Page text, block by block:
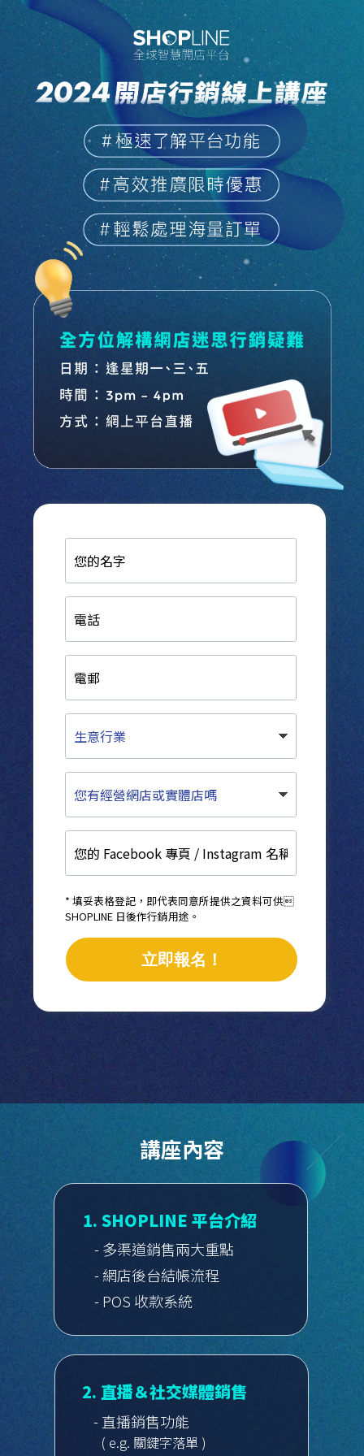
您
的
名
字
電
話
電
郵
生
意
行
業
您
有
經
營
網
店
或
體
店
嗎
您
的
Facebook
專
頁
/
名
稱
立即報名！
* 填妥表格登記，即代表同意所提供之資料可供
SHOPLINE 日後作行銷用途。
講座內容
1. SHOPLINE 平台介紹
2. 直播＆社交媒體銷售
- 多渠道銷售兩大重點
- 網店後台結帳流程
- POS 收款系統
- 直播銷售功能
( e.g. 關鍵字落單 )